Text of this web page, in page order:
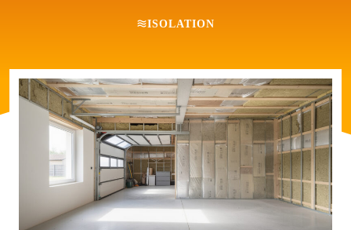
ISOLATION